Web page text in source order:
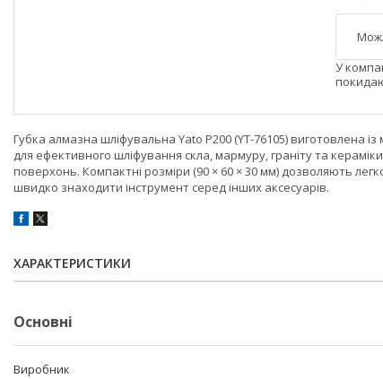
У
Губка алмазна шліфувальна Yato P200 (YT-76105)
для ефективного шліфування скла, мармуру, граніту та
поверхонь. Компактні розміри (90 × 60 × 30 мм) дозволяють
швидко знаходити інструмент серед інших аксесуарів.
ХАРАКТЕРИСТИКИ
Основні
Виробник